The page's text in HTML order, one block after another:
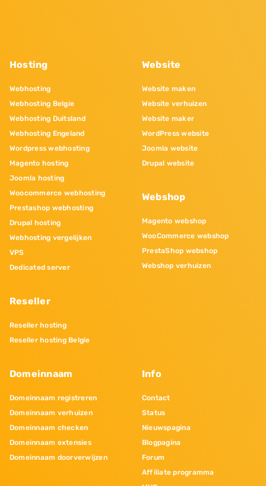
Hosting
Webhosting
Webhosting Belgie
Webhosting Duitsland
Webhosting Engeland
Wordpress webhosting
Magento hosting
Joomla hosting
Woocommerce webhosting
Prestashop webhosting
Drupal hosting
Webhosting vergelijken
VPS
Dedicated server
Reseller
Reseller hosting
Reseller hosting Belgie
Website
Website maken
Website verhuizen
Website maker
WordPress website
Joomla website
Drupal website
Webshop
Magento webshop
WooCommerce webshop
PrestaShop webshop
Webshop verhuizen
Domeinnaam
Domeinnaam registreren
Domeinnaam verhuizen
Domeinnaam checken
Domeinnaam extensies
Domeinnaam doorverwijzen
Info
Contact
Status
Nieuwspagina
Blogpagina
Forum
Affiliate programma